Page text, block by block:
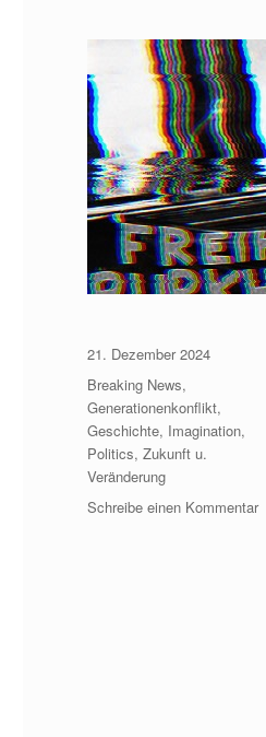
Veröffentlicht
am
21. Dezember 2024
Kategorien
Breaking News,
Generationenkonflikt,
Geschichte, Imagination,
Politics,Zukunft u.
Veränderung
Schreibe einen Kommentarzu